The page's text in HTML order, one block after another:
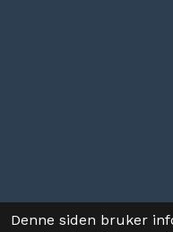
Denne siden bruker